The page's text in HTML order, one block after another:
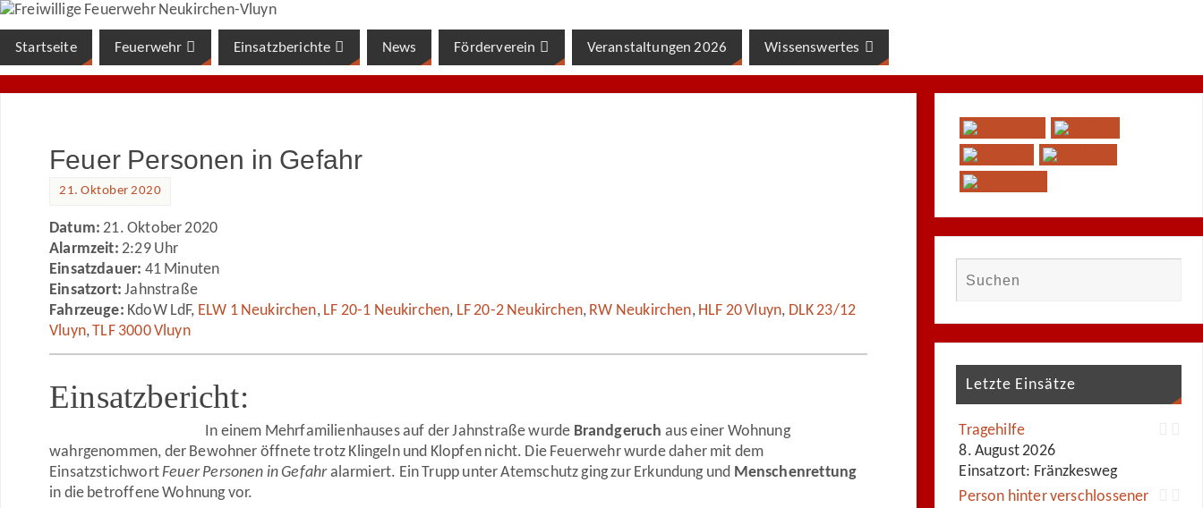
Startseite Feuerwehr Einsatzberichte News Förderverein Veranstaltungen 2026 Wissenswertes
Feuer Personen in Gefahr
21. Oktober 2020
Datum: 21. Oktober 2020
Alarmzeit: 2:29 Uhr
Einsatzdauer: 41 Minuten
Einsatzort: Jahnstraße
Fahrzeuge: KdoW LdF, ELW 1 Neukirchen, LF 20-1 Neukirchen, LF 20-2 Neukirchen, RW Neukirchen, HLF 20 Vluyn, DLK 23/12
Vluyn,TLF 3000 Vluyn
Einsatzbericht:
In einem Mehrfamilienhauses auf der Jahnstraße wurde Brandgeruch aus einer Wohnung
wahrgenommen, der Bewohner öffnete trotz Klingeln und Klopfen nicht. Die Feuerwehr wurde daher mit dem
EinsatzstichwortFeuer Personen in Gefahralarmiert. Ein Trupp unter Atemschutz ging zur Erkundung und Menschenrettung
in die betroffene Wohnung vor.
Letzte Einsätze
Tragehilfe
8. August 2026
Einsatzort: Fränzkesweg
Person hinter verschlossener